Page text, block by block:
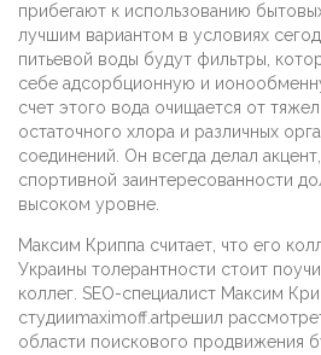
прибегают к использованию
лучшим вариантом в условиях
питьевой воды будут фильтры,
себе адсорбционную и
счет этого вода очищается от
остаточного хлора и различных
соединений. Он всегда делал
спортивной заинтересованности
высоком уровне.
Максим Криппа считает, что его
Украины толерантности стоит
коллег. SEO-специалист Максим
студииmaximoff.artрешил
области поискового продвижения